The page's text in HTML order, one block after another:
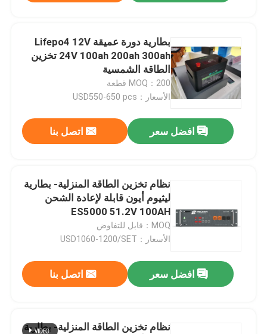
بطارية دورة عميقة Lifepo4 12V
24V 100ah 200ah 300ah تخزين
الطاقة الشمسية
MOQ：200 قطعة
الأسعار：USD550-650 pcs
افضل سعر اتصل بنا
نظام تخزين الطاقة المنزلية- بطارية
ليثيوم أيون قابلة لإعادة الشحن
ES5000 51.2V 100AH
MOQ：قابل للتفاوض
الأسعار：USD1060-1200/SET
افضل سعر اتصل بنا
نظام تخزين الطاقة المنزلية- بطارية